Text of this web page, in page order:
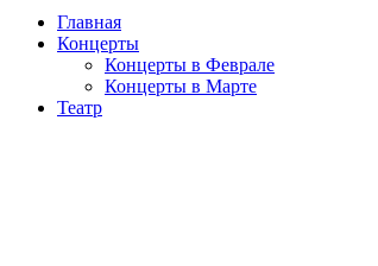
Главная
Концерты
Концерты в Феврале
Концерты в Марте
Театр